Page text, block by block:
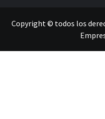
Copyright © todos los